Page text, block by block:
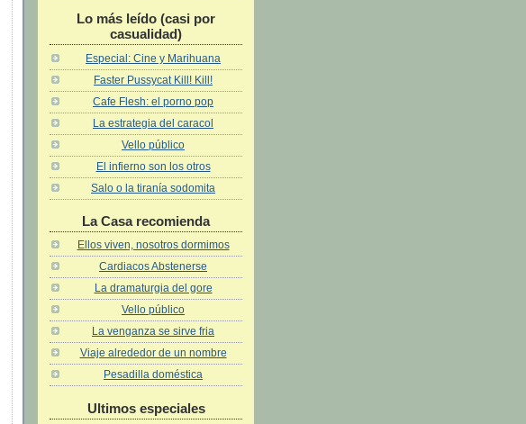
Lo más leí­do (casi por
casualidad)
Especial: Cine y Marihuana
Faster Pussycat Kill! Kill!
Cafe Flesh: el porno pop
La estrategia del caracol
Vello público
El infierno son los otros
Salo o la tiranía sodomita
La Casa recomienda
Ellos viven, nosotros dormimos
Cardiacos Abstenerse
La dramaturgia del gore
Vello público
La venganza se sirve fria
Viaje alrededor de un nombre
Pesadilla doméstica
Ultimos especiales